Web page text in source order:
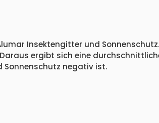
Insektengitter und
ergibt sich eine
Sonnenschutz negativ ist.